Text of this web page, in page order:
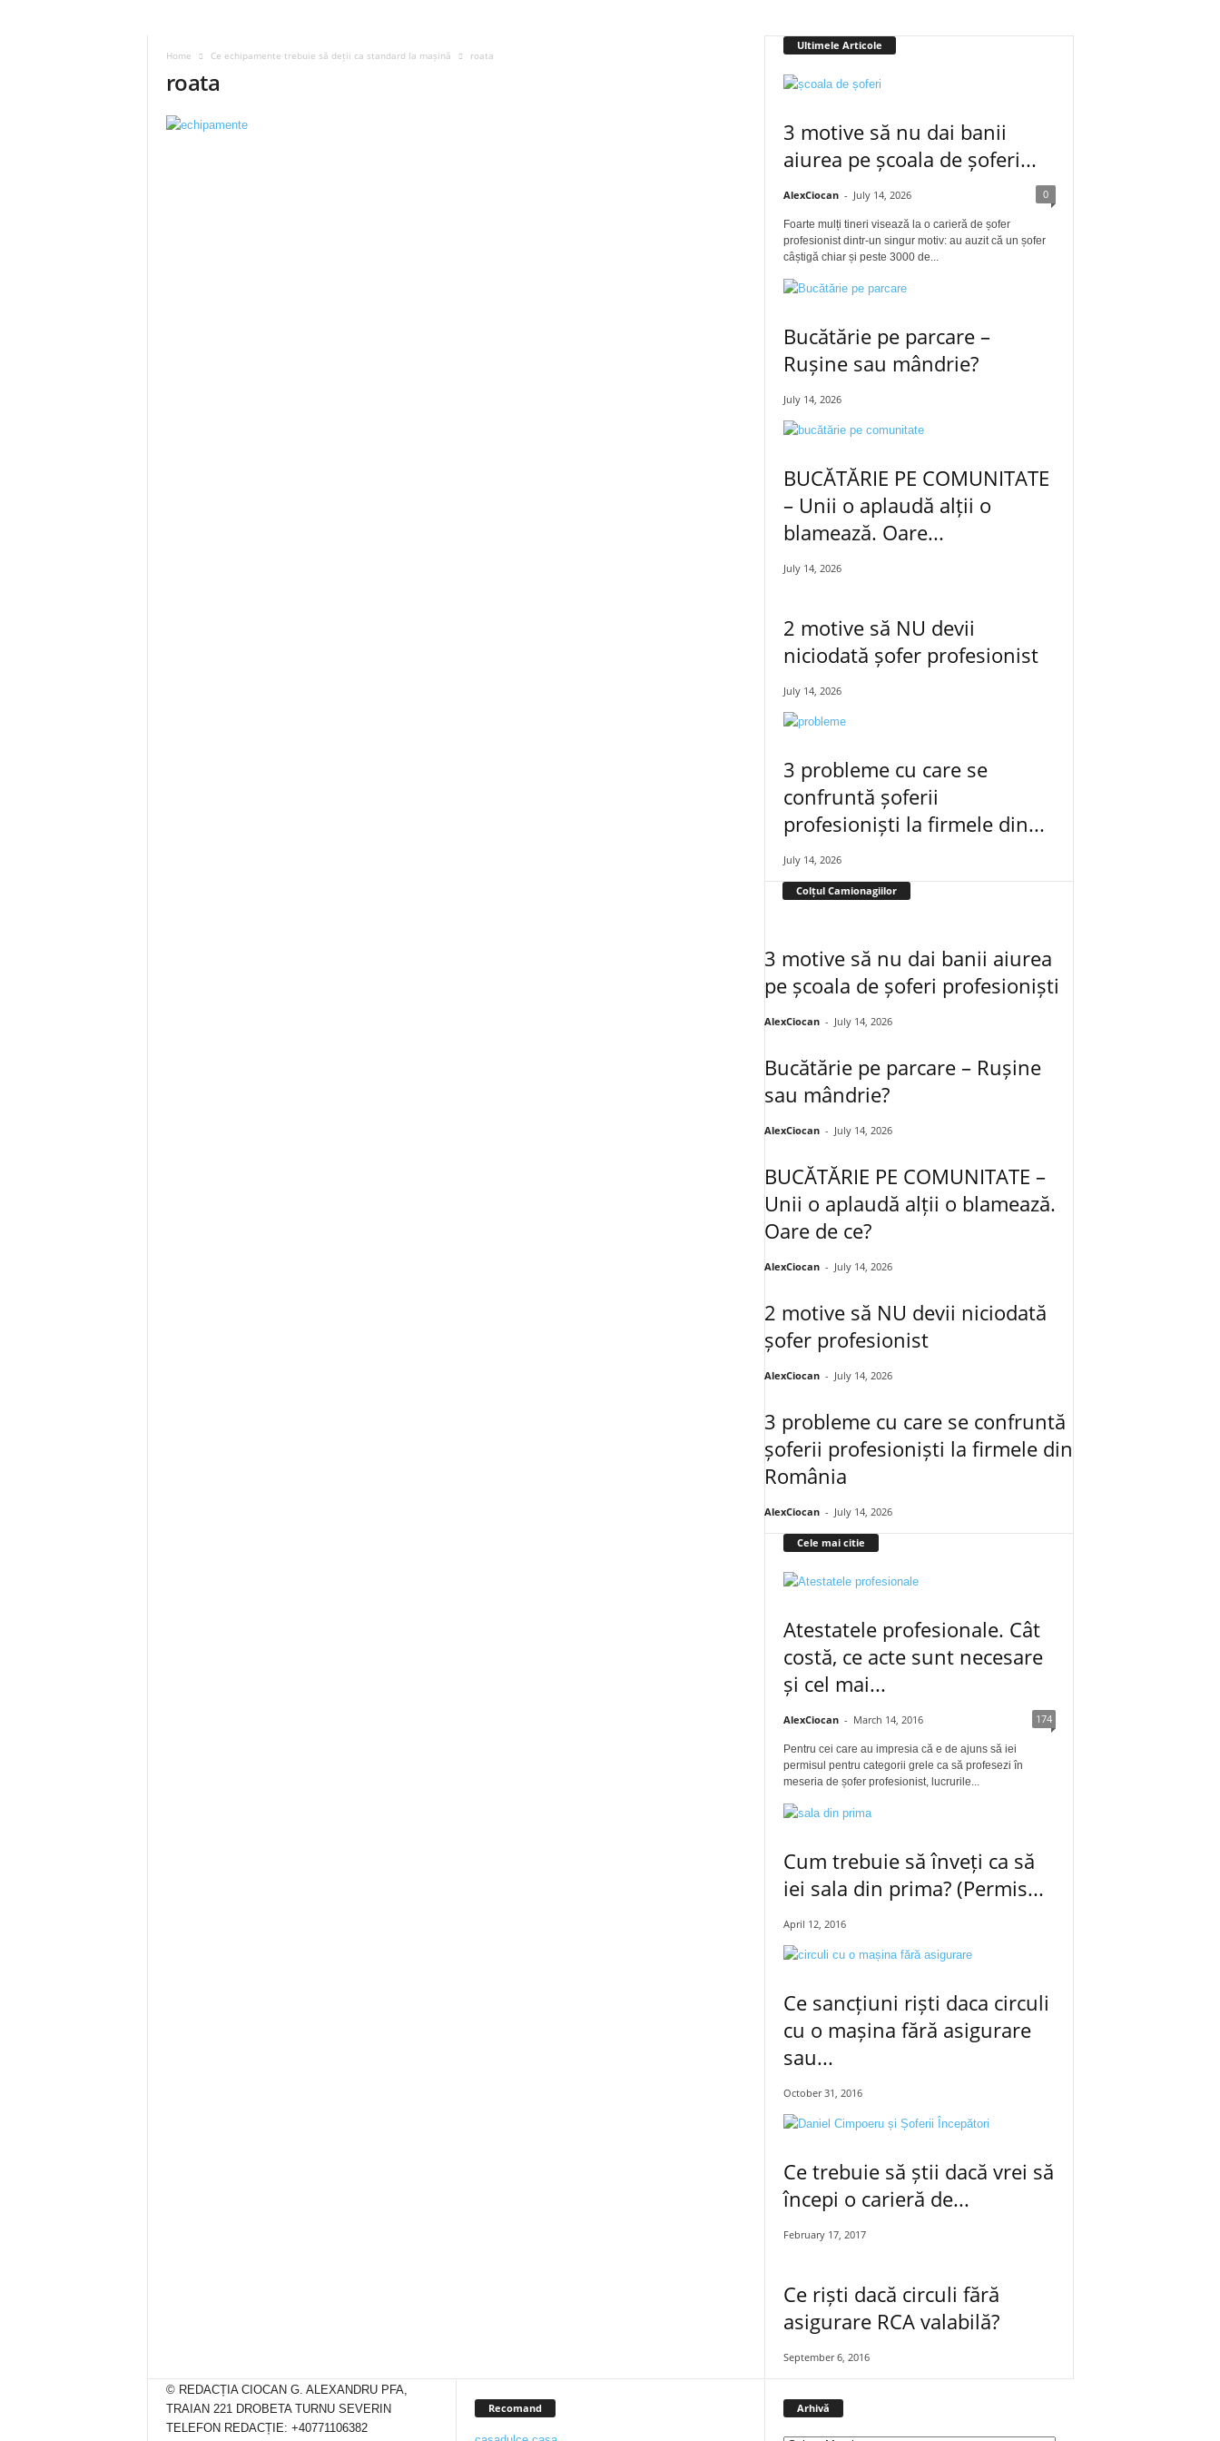
Home Ce echipamente trebuie să deții ca standard la mașină roata
roata
Ultimele Articole
3 motive să nu dai banii
aiurea pe școala de șoferi...
AlexCiocan - July 14, 2026 0
Foarte mulți tineri visează la o carieră de șofer
profesionist dintr-un singur motiv: au auzit că un șofer
câștigă chiar și peste 3000 de...
Bucătărie pe parcare –
Rușine sau mândrie?
July 14, 2026
BUCĂTĂRIE PE COMUNITATE
– Unii o aplaudă alții o
blamează. Oare...
July 14, 2026
2 motive să NU devii
niciodată șofer profesionist
July 14, 2026
3 probleme cu care se
confruntă șoferii
profesioniști la firmele din...
July 14, 2026
Colțul Camionagiilor
3 motive să nu dai banii aiurea
pe școala de șoferi profesioniști
AlexCiocan - July 14, 2026
Bucătărie pe parcare – Rușine
sau mândrie?
AlexCiocan - July 14, 2026
BUCĂTĂRIE PE COMUNITATE –
Unii o aplaudă alții o blamează.
Oare de ce?
AlexCiocan - July 14, 2026
2 motive să NU devii niciodată
șofer profesionist
AlexCiocan - July 14, 2026
3 probleme cu care se confruntă
șoferii profesioniști la firmele din
România
AlexCiocan - July 14, 2026
Cele mai citie
Atestatele profesionale. Cât
costă, ce acte sunt necesare
și cel mai...
AlexCiocan - March 14, 2016 174
Pentru cei care au impresia că e de ajuns să iei
permisul pentru categorii grele ca să profesezi în
meseria de șofer profesionist, lucrurile...
Cum trebuie să înveți ca să
iei sala din prima? (Permis...
April 12, 2016
Ce sancțiuni riști daca circuli
cu o mașina fără asigurare
sau...
October 31, 2016
Ce trebuie să știi dacă vrei să
începi o carieră de...
February 17, 2017
Ce riști dacă circuli fără
asigurare RCA valabilă?
September 6, 2016
© REDACȚIA CIOCAN G. ALEXANDRU PFA,
TRAIAN 221 DROBETA TURNU SEVERIN
TELEFON REDACȚIE: +40771106382
Recomand Arhivă